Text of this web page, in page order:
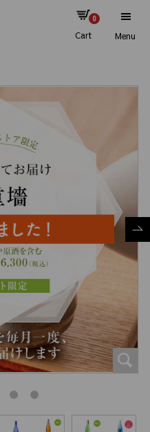
Cart
0
Menu